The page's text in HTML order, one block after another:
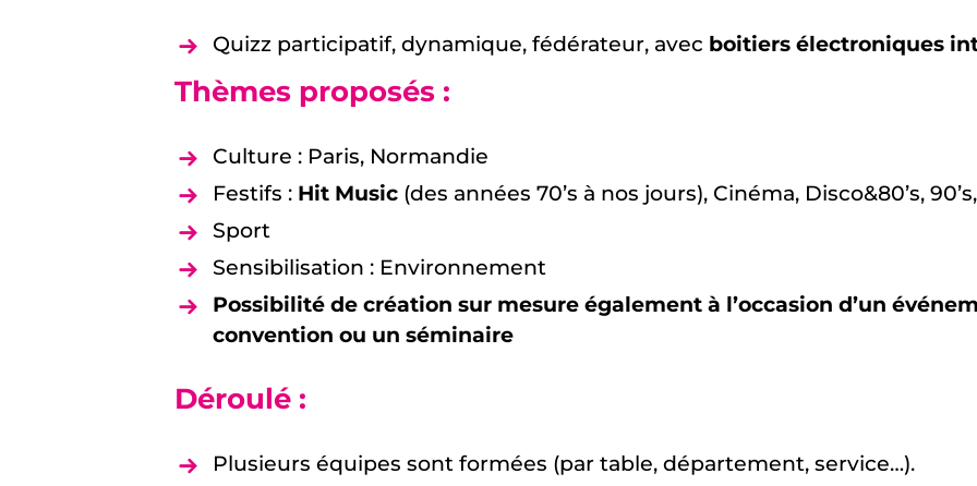
Quizz participatif, dynamique, fédérateur, avec boitiers électroniques
Thèmes proposés :
Culture : Paris, Normandie
Festifs : Hit Music (des années 70’s à nos jours), Cinéma, Disco&80’s,
Sport
Sensibilisation : Environnement
Possibilité de création sur mesure également à l’occasion d’un
convention ou un séminaire
Déroulé :
Plusieurs équipes sont formées (par table, département, service…).